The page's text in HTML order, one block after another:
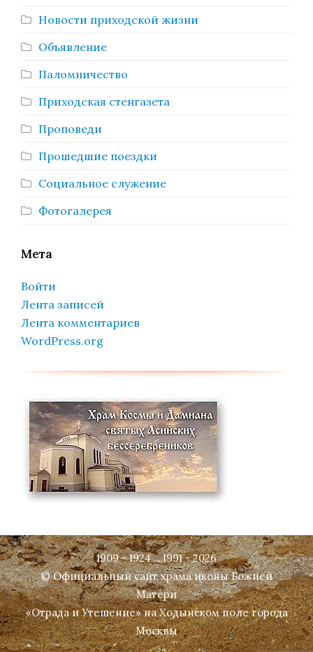
Новости приходской жизни
Объявление
Паломничество
Приходская стенгазета
Проповеди
Прошедшие поездки
Социальное служение
Фотогалерея
Мета
Войти
Лента записей
Лента комментариев
WordPress.org
1909 - 1924 ... 1991 - 2026
© Официальный сайт храма иконы Божией
Матери
«Отрада и Утешение» на Ходынском поле города
Москвы